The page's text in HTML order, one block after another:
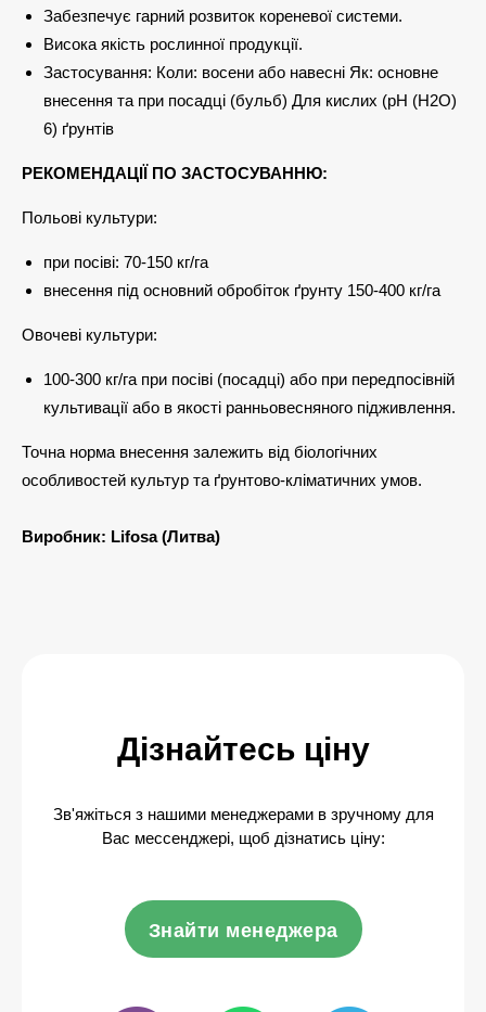
Забезпечує гарний розвиток кореневої системи.
Висока якість рослинної продукції.
Застосування: Коли: восени або навесні Як: основне
внесення та при посадці (бульб) Для кислих (рН (Н2О)
6) ґрунтів
РЕКОМЕНДАЦІЇ ПО ЗАСТОСУВАННЮ:
Польові культури:
при посіві: 70-150 кг/га
внесення під основний обробіток ґрунту 150-400 кг/га
Овочеві культури:
100-300 кг/га при посіві (посадці) або при передпосівній
культивації або в якості ранньовесняного підживлення.
Точна норма внесення залежить від біологічних
особливостей культур та ґрунтово-кліматичних умов.
Виробник: Lifosa (Литва)
Дізнайтесь ціну
Зв'яжіться з нашими менеджерами в зручному для
Вас мессенджері, щоб дізнатись ціну:
Знайти менеджера